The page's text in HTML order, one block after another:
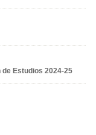
Estudios 2024-25